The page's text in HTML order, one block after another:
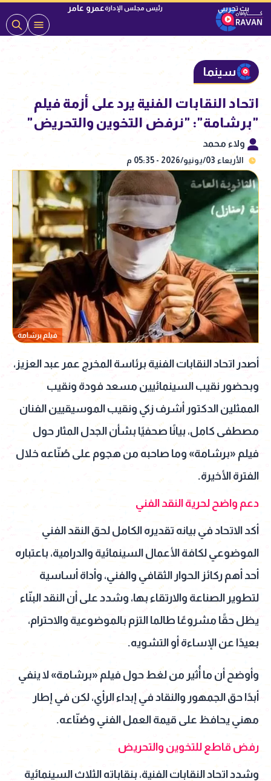
رئيس مجلس الإدارةعمرو عامر
سينما
اتحاد النقابات الفنية يرد على أزمة فيلم
"برشامة": "نرفض التخوين والتحريض"
ولاء محمد
الأربعاء 03/يونيو/2026 - 05:35 م
فيلم برشامة
أصدر اتحاد النقابات الفنية برئاسة المخرج عمر عبد العزيز،
وبحضور نقيب السينمائيين مسعد فودة ونقيب
الممثلين الدكتور أشرف زكي ونقيب الموسيقيين الفنان
مصطفى كامل، بيانًا صحفيًا بشأن الجدل المثار حول
فيلم «برشامة» وما صاحبه من هجوم على صُنّاعه خلال
الفترة الأخيرة.
دعم واضح لحرية النقد الفني
أكد الاتحاد في بيانه تقديره الكامل لحق النقد الفني
الموضوعي لكافة الأعمال السينمائية والدرامية، باعتباره
أحد أهم ركائز الحوار الثقافي والفني، وأداة أساسية
لتطوير الصناعة والارتقاء بها، وشدد على أن النقد البنّاء
يظل حقًا مشروعًا طالما التزم بالموضوعية والاحترام،
بعيدًا عن الإساءة أو التشويه.
وأوضح أن ما أُثير من لغط حول فيلم «برشامة» لا ينفي
أبدًا حق الجمهور والنقاد في إبداء الرأي، لكن في إطار
مهني يحافظ على قيمة العمل الفني وصُنّاعه.
رفض قاطع للتخوين والتحريض
وشدد اتحاد النقابات الفنية، بنقاباته الثلاث السينمائية